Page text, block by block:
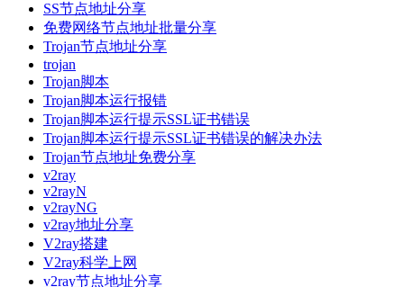
SS节点地址分享
免费网络节点地址批量分享
Trojan节点地址分享
trojan
Trojan脚本
Trojan脚本运行报错
Trojan脚本运行提示SSL证书错误
Trojan脚本运行提示SSL证书错误的解决办法
Trojan节点地址免费分享
v2ray
v2rayN
v2rayNG
v2ray地址分享
V2ray搭建
V2ray科学上网
v2ray节点地址分享